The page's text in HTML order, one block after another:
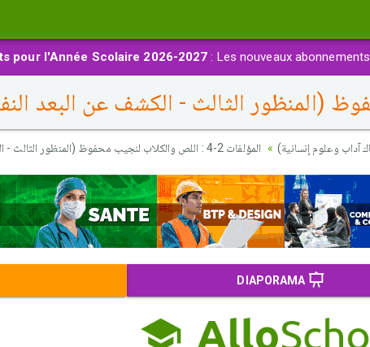
pour l'Année Scolaire 2026-2027 : Les nouveaux
آداب وعلوم إنسانية) المؤلفات 2-4 : اللص والكلاب لنجيب محفوظ (المنظور الثالث - الكشف عن البعد النفسي)
DIAPORAMA